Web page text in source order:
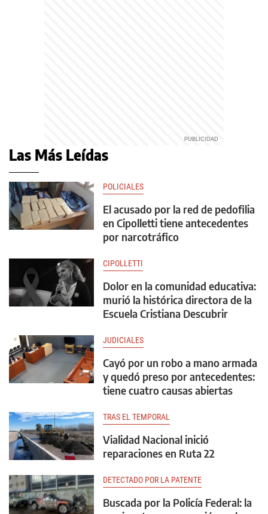
Las Más Leídas
POLICIALES
El acusado por la red de pedofilia
en Cipolletti tiene antecedentes
por narcotráfico
CIPOLLETTI
Dolor en la comunidad educativa:
murió la histórica directora de la
Escuela Cristiana Descubrir
JUDICIALES
Cayó por un robo a mano armada
y quedó preso por antecedentes:
tiene cuatro causas abiertas
TRAS EL TEMPORAL
Vialidad Nacional inició
reparaciones en Ruta 22
DETECTADO POR LA PATENTE
Buscada por la Policía Federal: la